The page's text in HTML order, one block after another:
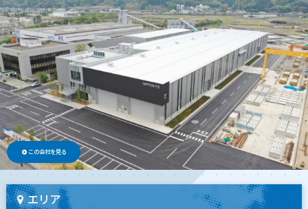
この会社を見る
エリア